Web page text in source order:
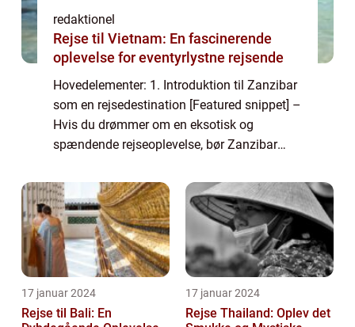
redaktionel
Rejse til Vietnam: En fascinerende
oplevelse for eventyrlystne rejsende
Hovedelementer: 1. Introduktion til Zanzibar
som en rejsedestination [Featured snippet] –
Hvis du drømmer om en eksotisk og
spændende rejseoplevelse, bør Zanzibar
Tanzanias kyst, byder Zanzibar på en ...
17 januar 2024
Rejse til Bali: En
17 januar 2024
Rejse Thailand: Oplev det